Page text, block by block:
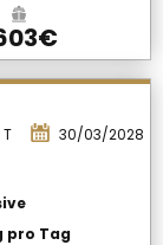
T
30/03/2028
pro Tag